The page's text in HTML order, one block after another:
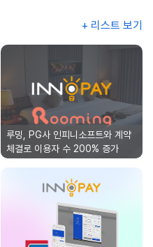
+ 리스트 보기
루밍,
인피니소프트와
계약
체결로
이용자
수
200%
루밍, PG사 인피니소프트와 계약
체결로 이용자 수 200% 증가